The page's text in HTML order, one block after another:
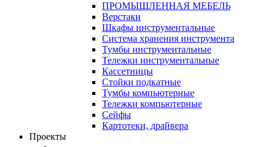
ПРОМЫШЛЕННАЯ МЕБЕЛЬ
Верстаки
Шкафы инструментальные
Система хранения инструмента
Тумбы инструментальные
Тележки инструментальные
Кассетницы
Стойки подкатные
Тумбы компьютерные
Тележки компьютерные
Сейфы
Картотеки, драйвера
Проекты